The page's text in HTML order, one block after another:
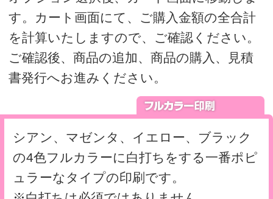
はこちら
※校正は、量産を必ずご注文いただける
方のみご注文いただける商品です。
量産枚数が確定されている方は、量産
も同時にご注文をお願いします。
量産枚数が未確定の方は、後日量産注文
価格表